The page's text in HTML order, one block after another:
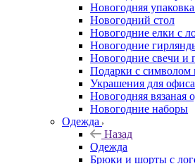
Новогодняя
Новогодний стол
Новогодние елки с
Новогодние
Новогодние свечи и
Подарки с символом
Украшения для
Новогодняя вязаная
Новогодние наборы
Одежда
Назад
Одежда
Брюки и шорты с